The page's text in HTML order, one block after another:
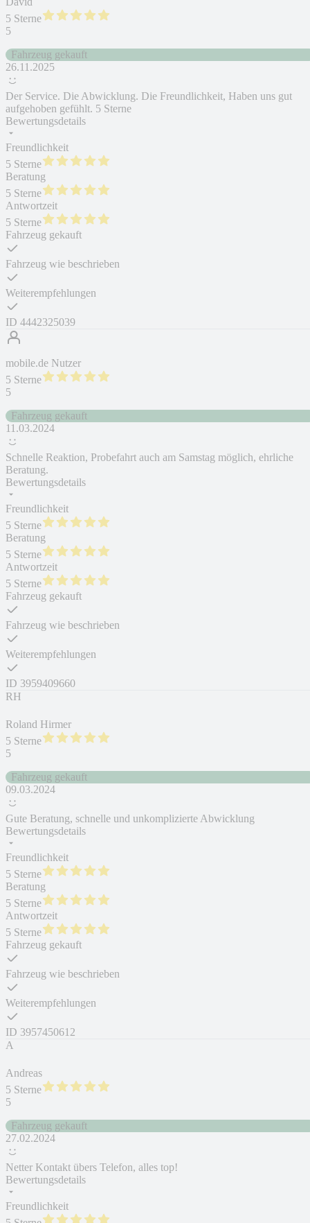
5 Sterne
5
Fahrzeug gekauft
26.11.2025
Der Service. Die Abwicklung. Die Freundlichkeit, Haben uns gut
aufgehoben gefühlt. 5 Sterne
Bewertungsdetails
Freundlichkeit
5 Sterne
Beratung
5 Sterne
Antwortzeit
5 Sterne
Fahrzeug gekauft
Fahrzeug wie beschrieben
Weiterempfehlungen
ID 4442325039
mobile.de Nutzer
5 Sterne
5
Fahrzeug gekauft
11.03.2024
Schnelle Reaktion, Probefahrt auch am Samstag möglich, ehrliche
Beratung.
Bewertungsdetails
Freundlichkeit
5 Sterne
Beratung
5 Sterne
Antwortzeit
5 Sterne
Fahrzeug gekauft
Fahrzeug wie beschrieben
Weiterempfehlungen
ID 3959409660
RH
Roland Hirmer
5 Sterne
5
Fahrzeug gekauft
09.03.2024
Gute Beratung, schnelle und unkomplizierte Abwicklung
Bewertungsdetails
Freundlichkeit
5 Sterne
Beratung
5 Sterne
Antwortzeit
5 Sterne
Fahrzeug gekauft
Fahrzeug wie beschrieben
Weiterempfehlungen
ID 3957450612
A
Andreas
5 Sterne
5
Fahrzeug gekauft
27.02.2024
Netter Kontakt übers Telefon, alles top!
Bewertungsdetails
Freundlichkeit